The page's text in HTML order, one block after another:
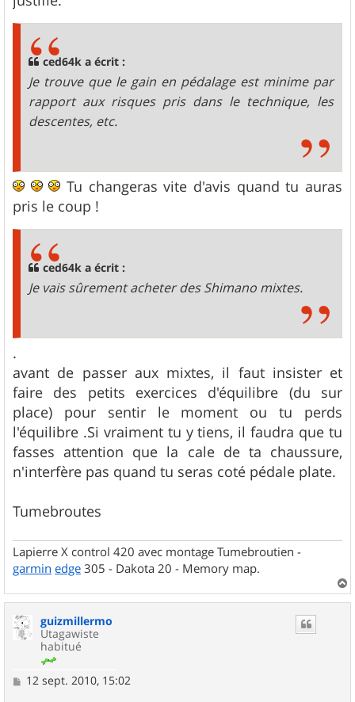
ced64k a écrit :
Je trouve que le gain en pédalage est minime par
rapport aux risques pris dans le technique, les
descentes, etc.
Tu changeras vite d'avis quand tu auras
pris le coup !
ced64k a écrit :
Je vais sûrement acheter des Shimano mixtes.
.
avant de passer aux mixtes, il faut insister et
faire des petits exercices d'équilibre (du sur
place) pour sentir le moment ou tu perds
l'équilibre .Si vraiment tu y tiens, il faudra que tu
fasses attention que la cale de ta chaussure,
n'interfère pas quand tu seras coté pédale plate.
Tumebroutes
Lapierre X control 420 avec montage Tumebroutien -
garmin edge 305 - Dakota 20 - Memory map.
a
guizmillermo
Utagawiste
habitué
M12 sept. 2010, 15:02